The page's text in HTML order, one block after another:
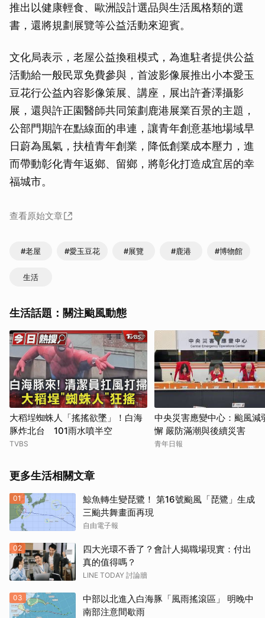
推出以健康輕食、歐洲設計選品與生活風格類的選
書，還將規劃展覽等公益活動來迎賓。
文化局表示，老屋公益換租模式，為進駐者提供公益
活動給一般民眾免費參與，首波影像展推出小本愛玉
豆花行公益內容影像策展、講座，展出許蒼澤攝影
展，還與許正園醫師共同策劃鹿港展業百景的主題，
公部門期許在點線面的串連，讓青年創意基地場域早
日蔚為風氣，扶植青年創業，降低創業成本壓力，進
而帶動彰化青年返鄉、留鄉，將彰化打造成宜居的幸
福城市。
查看原始文章
#老屋 #愛玉豆花 #展覽 #鹿港 #博物館
生活
生活話題：關注颱風動態
大稻埕蜘蛛人「搖搖欲墜」！白海
豚炸北台 101雨水噴半空
TVBS
中央災害應變中心：颱風減
懈 嚴防滿潮與後續災害
青年日報
更多生活相關文章
01
鯨魚轉生變琵鷺！ 第16號颱風「琵鷺」生成
三颱共舞畫面再現
自由電子報
02
四大光環不香了？會計人揭職場現實：付出
真的值得嗎？
LINE TODAY 討論牆
03
中部以北進入白海豚「風雨搖滾區」 明晚中
南部注意間歇雨